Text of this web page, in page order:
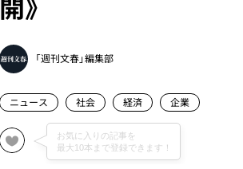
「週刊文春」編集部
ニュース 社会 経済 企業